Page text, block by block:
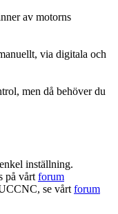
av motorns
via digitala och
men då behöver du
inställning.
på vårt forum
se vårt forum